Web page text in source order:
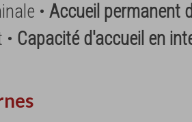
• Accueil permanent
Capacité d'accueil en